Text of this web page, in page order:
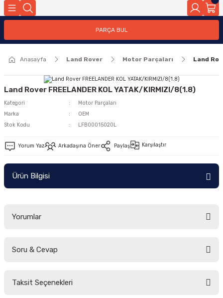
PARÇA BUL
Anasayfa Land Rover Motor Parçaları Land
Land Rover FREELANDER KOL YATAK/KIRMIZI/8(1.8)
Kategori
Motor Parçaları
Marka
OEM
Stok Kodu
LFB00015020L
Yorum Yaz Arkadaşına Öner Paylaş Karşılaştır
Ürün Bilgisi
Yorumlar
Soru & Cevap
Taksit Seçenekleri